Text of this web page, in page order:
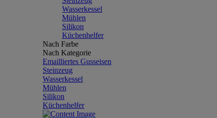
Wasserkessel
Mühlen
Silikon
Küchenhelfer
Nach Farbe
Nach Kategorie
Emailliertes Gusseisen
Steinzeug
Wasserkessel
Mühlen
Silikon
Küchenhelfer